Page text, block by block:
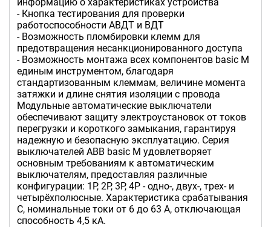
- Кнопка тестирования для проверки
работоспособности АВДТ и ВДТ
- Возможность пломбировки клемм для
предотвращения несанкционированного доступа
- Возможность монтажа всех компонентов basic M
единым инструментом, благодаря
стандартизованным клеммам, величине момента
затяжки и длине снятия изоляции с провода
Модульные автоматические выключатели
обеспечивают защиту электроустановок от токов
перегрузки и короткого замыкания, гарантируя
надежную и безопасную эксплуатацию. Серия
выключателей ABB basic M удовлетворяет
основным требованиям к автоматическим
выключателям, предоставляя различные
конфигурации: 1P, 2P, 3P, 4P - одно-, двух-, трех- и
четырёхполюсные. Характеристика срабатывания
C, номинальные токи от 6 до 63 А, отключающая
способность 4,5 кА.